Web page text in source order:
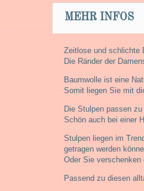
MEHR INFOS
Zeitlose und schlichte
Die Ränder der
Baumwolle ist eine
Somit liegen Sie mit
Die Stulpen passen
Schön auch bei einer
Stulpen liegen im
getragen werden
Oder Sie verschenken
Passend zu diesen